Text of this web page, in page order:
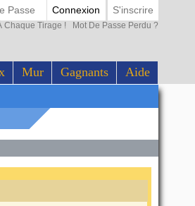
Mur Gagnants Aide
Connexion S'inscrire
Chaque Tirage ! Mot De Passe Perdu ?